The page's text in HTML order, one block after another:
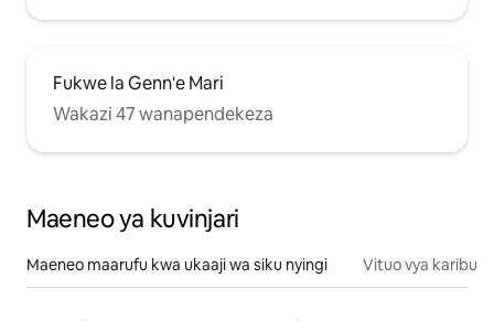
Fukwe la Genn'e Mari
Wakazi 47 wanapendekeza
Maeneo ya kuvinjari
Maeneo maarufu kwa ukaaji wa siku nyingi Vituo vya karibu